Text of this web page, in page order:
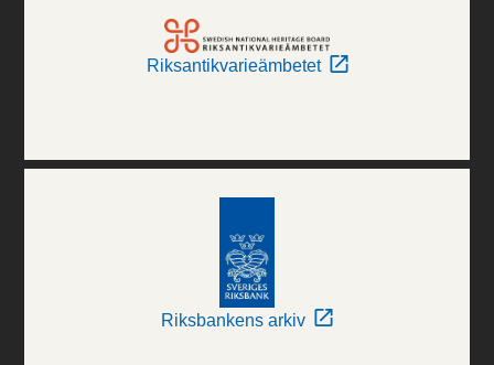
Riksantikvarieämbetet
Riksbankens arkiv